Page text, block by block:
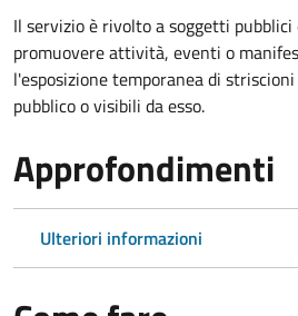
Il servizio è rivolto a soggetti
promuovere attività, eventi o
l'esposizione temporanea di
pubblico o visibili da esso.
Approfondimenti
Ulteriori informazioni